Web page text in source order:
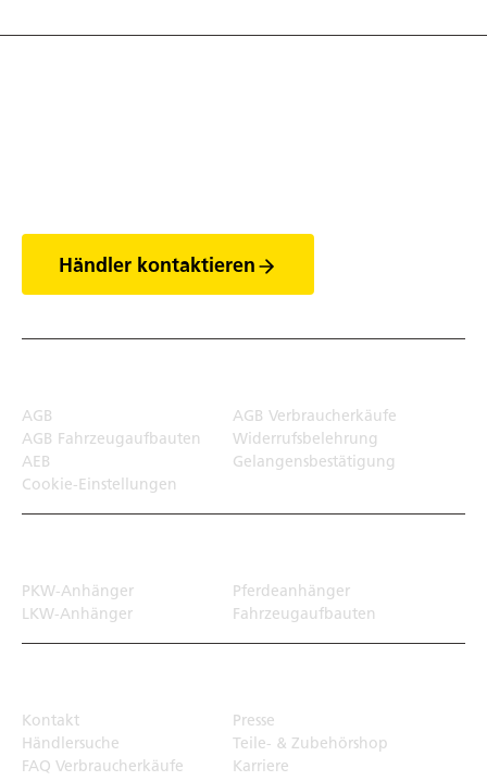
Händler kontaktieren
AGB
AGB Verbraucherkäufe
AGB Fahrzeugaufbauten
Widerrufsbelehrung
AEB
Gelangensbestätigung
Cookie-Einstellungen
PKW-Anhänger
Pferdeanhänger
LKW-Anhänger
Fahrzeugaufbauten
Kontakt
Presse
Händlersuche
Teile- & Zubehörshop
FAQ Verbraucherkäufe
Karriere